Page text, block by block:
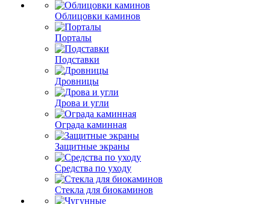
Облицовки каминов
Порталы
Подставки
Дровницы
Дрова и угли
Ограда каминная
Защитные экраны
Средства по уходу
Стекла для биокаминов